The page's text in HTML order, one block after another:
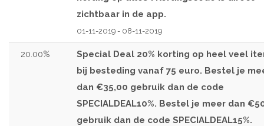
zichtbaar in de app.
01-11-2019 - 08-11-2019
20.00%
Special Deal 20% korting op heel veel
bij besteding vanaf 75 euro. Bestel je
dan €35,00 gebruik dan de code
SPECIALDEAL10%. Bestel je meer dan
gebruik dan de code SPECIALDEAL15%.